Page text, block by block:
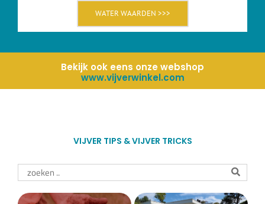
WATER WAARDEN >>>
Bekijk ook eens onze webshop
www.vijverwinkel.com
VIJVER TIPS & VIJVER TRICKS